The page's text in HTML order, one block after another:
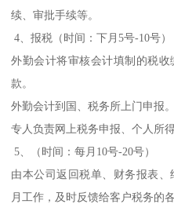
续、审批手续等。
4、报税（时间：下月5号-10号）
外勤会计将审核会计填制的税
款。
外勤会计到国、税务所上门申报
专人负责网上税务申报、个人所
5、（时间：每月10号-20号）
由本公司返回税单、财务报表
月工作，及时反馈给客户税务的